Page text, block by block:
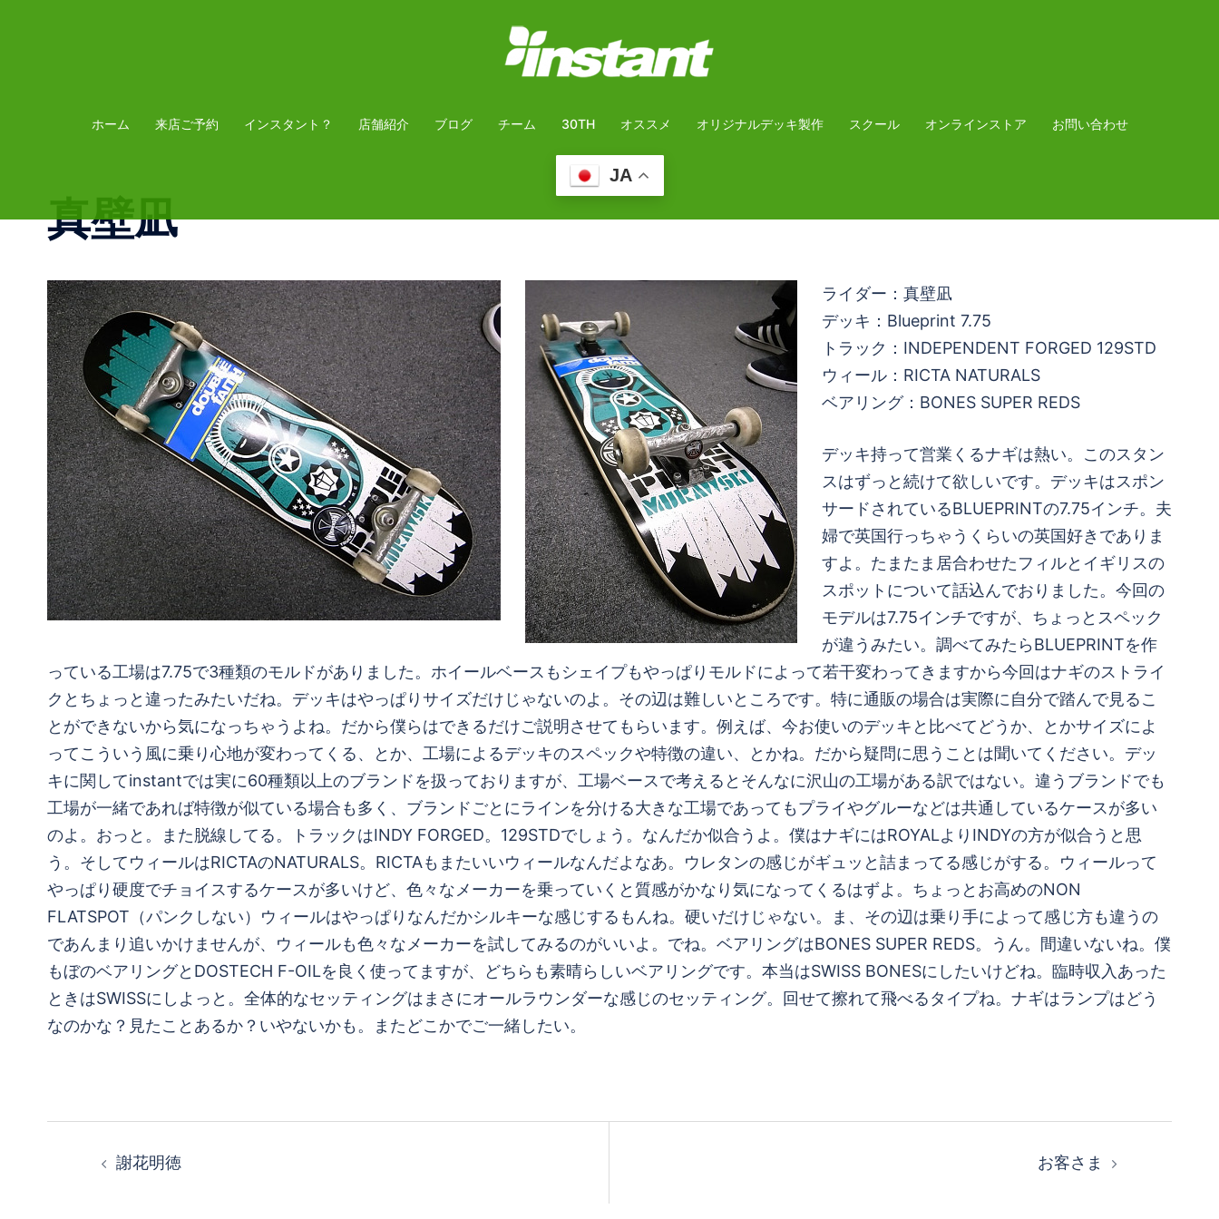
ホーム 来店ご予約 インスタント？ 店舗紹介 ブログ チーム 30TH オススメ オリジナルデッキ製作 スクール オンラインストア お問い合わせ
JA
真壁凪
ライダー：真壁凪
デッキ：Blueprint 7.75
トラック：INDEPENDENT FORGED 129STD
ウィール：RICTA NATURALS
ベアリング：BONES SUPER REDS
デッキ持って営業くるナギは熱い。このスタン
スはずっと続けて欲しいです。デッキはスポン
サードされているBLUEPRINTの7.75インチ。夫
婦で英国行っちゃうくらいの英国好きでありま
すよ。たまたま居合わせたフィルとイギリスの
スポットについて話込んでおりました。今回の
モデルは7.75インチですが、ちょっとスペック
が違うみたい。調べてみたらBLUEPRINTを作
っている工場は7.75で3種類のモルドがありました。ホイールベースもシェイプもやっぱりモルドによって若干変わってきますから今回はナギのストライ
クとちょっと違ったみたいだね。デッキはやっぱりサイズだけじゃないのよ。その辺は難しいところです。特に通販の場合は実際に自分で踏んで見るこ
とができないから気になっちゃうよね。だから僕らはできるだけご説明させてもらいます。例えば、今お使いのデッキと比べてどうか、とかサイズによ
ってこういう風に乗り心地が変わってくる、とか、工場によるデッキのスペックや特徴の違い、とかね。だから疑問に思うことは聞いてください。デッ
キに関してinstantでは実に60種類以上のブランドを扱っておりますが、工場ベースで考えるとそんなに沢山の工場がある訳ではない。違うブランドでも
工場が一緒であれば特徴が似ている場合も多く、ブランドごとにラインを分ける大きな工場であってもプライやグルーなどは共通しているケースが多い
のよ。おっと。また脱線してる。トラックはINDY FORGED。129STDでしょう。なんだか似合うよ。僕はナギにはROYALよりINDYの方が似合うと思
う。そしてウィールはRICTAのNATURALS。RICTAもまたいいウィールなんだよなあ。ウレタンの感じがギュッと詰まってる感じがする。ウィールって
やっぱり硬度でチョイスするケースが多いけど、色々なメーカーを乗っていくと質感がかなり気になってくるはずよ。ちょっとお高めのNON
FLATSPOT（パンクしない）ウィールはやっぱりなんだかシルキーな感じするもんね。硬いだけじゃない。ま、その辺は乗り手によって感じ方も違うの
であんまり追いかけませんが、ウィールも色々なメーカーを試してみるのがいいよ。でね。ベアリングはBONES SUPER REDS。うん。間違いないね。僕
もぼのベアリングとDOSTECH F-OILを良く使ってますが、どちらも素晴らしいベアリングです。本当はSWISS BONESにしたいけどね。臨時収入あった
ときはSWISSにしよっと。全体的なセッティングはまさにオールラウンダーな感じのセッティング。回せて擦れて飛べるタイプね。ナギはランプはどう
なのかな？見たことあるか？いやないかも。またどこかでご一緒したい。
謝花明徳 お客さま